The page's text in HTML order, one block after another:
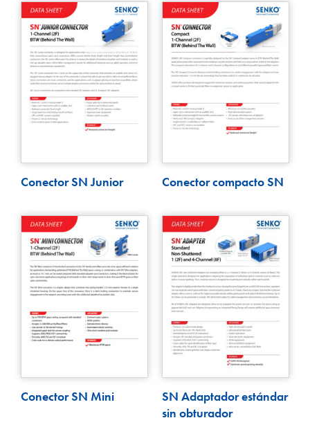
Conector SN Junior Conector compacto SN
Conector SN Mini
SN Adaptador estándar
sin obturador